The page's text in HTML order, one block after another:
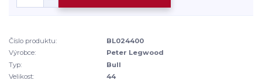
Číslo produktu:
BL024400
Výrobce:
Peter Legwood
Typ:
Bull
Velikost:
44